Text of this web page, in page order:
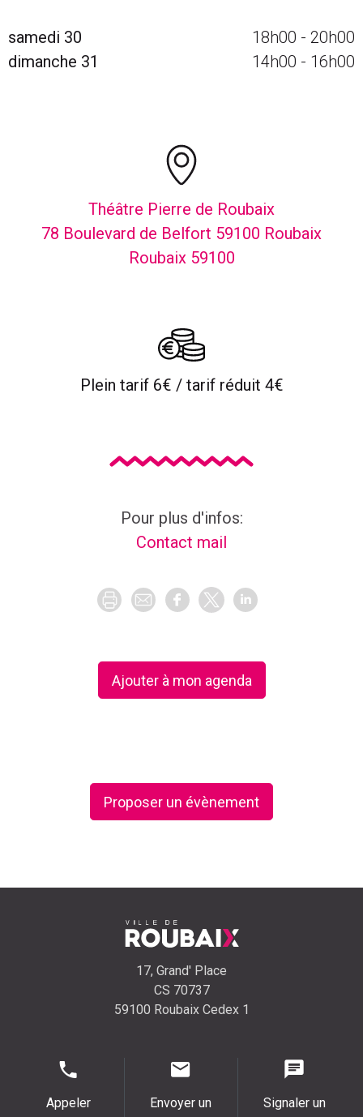
Théâtre Pierre de Roubaix
78 Boulevard de Belfort 59100 Roubaix
Roubaix 59100
Plein tarif 6€ / tarif réduit 4€
Liens pour s'inscrire ou réserver à cet
Pour plus d'infos:
Contact mail
Ajouter à mon agenda
Proposer un évènement
samedi 30 18h00 - 20h00
dimanche 31
14h00 - 16h00
17, Grand' Place
CS 70737
59100 Roubaix Cedex 1
Appeler
Envoyer un
Signaler un